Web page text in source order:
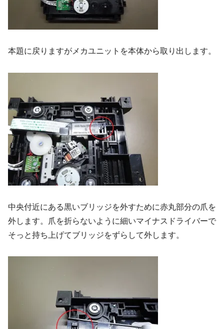
本題に戻りますがメカユニットを本体から取り出します。
中央付近にある黒いブリッジを外すために赤丸部分の爪を
外します。爪を折らないように細いマイナスドライバーで
そっと持ち上げてブリッジをずらして外します。